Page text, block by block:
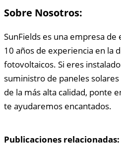
Sobre Nosotros:
SunFields es una empresa de
10 años de experiencia en la
fotovoltaicos. Si eres
suministro de paneles
de la más alta calidad, ponte
te ayudaremos encantados.
Publicaciones relacionadas: